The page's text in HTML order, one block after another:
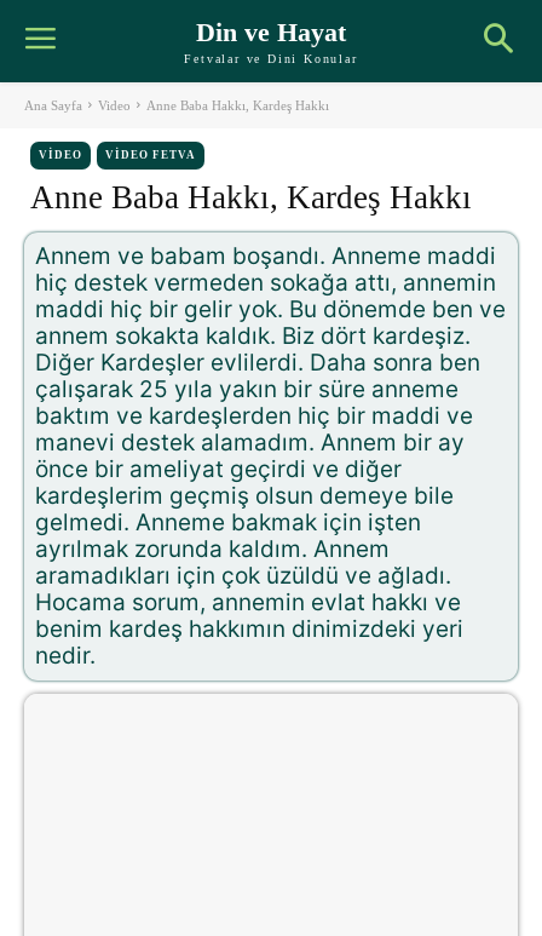
Din ve Hayat
Fetvalar ve Dini Konular
Ana Sayfa Video Anne Baba Hakkı, Kardeş Hakkı
VIDEO VIDEO FETVA
Anne Baba Hakkı, Kardeş Hakkı
Annem ve babam boşandı. Anneme maddi
hiç destek vermeden sokağa attı, annemin
maddi hiç bir gelir yok. Bu dönemde ben ve
annem sokakta kaldık. Biz dört kardeşiz.
Diğer Kardeşler evlilerdi. Daha sonra ben
çalışarak 25 yıla yakın bir süre anneme
baktım ve kardeşlerden hiç bir maddi ve
manevi destek alamadım. Annem bir ay
önce bir ameliyat geçirdi ve diğer
kardeşlerim geçmiş olsun demeye bile
gelmedi. Anneme bakmak için işten
ayrılmak zorunda kaldım. Annem
aramadıkları için çok üzüldü ve ağladı.
Hocama sorum, annemin evlat hakkı ve
benim kardeş hakkımın dinimizdeki yeri
nedir.